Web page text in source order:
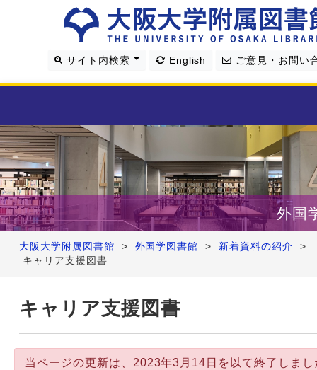
サイト内検索 English ご意見・お問い
利用案内
資料を探す
学習・研究支援
図書館について
4つの図書館
Webサービス
大阪大学附属図書館 > 外国学図書館 > 新着資料の紹介
>
キャリア支援図書
外国
キャリア支援図書
当ページの更新は、2023年3月14日を以て終了しまし